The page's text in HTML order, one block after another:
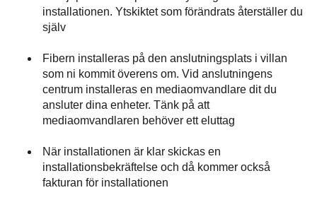
installationen. Ytskiktet som förändrats återställer du
själv
Fibern installeras på den anslutningsplats i villan
som ni kommit överens om. Vid anslutningens
centrum installeras en mediaomvandlare dit du
ansluter dina enheter. Tänk på att
mediaomvandlaren behöver ett eluttag
När installationen är klar skickas en
installationsbekräftelse och då kommer också
fakturan för installationen